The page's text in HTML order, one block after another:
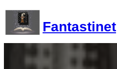
contenu
Fantastinet